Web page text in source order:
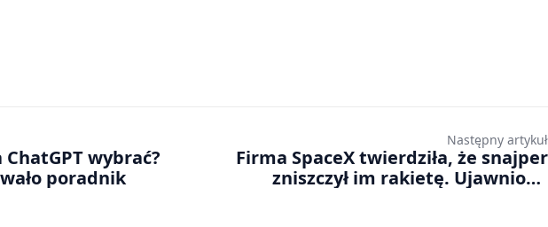
wybrać?
poradnik
Następny artykuł
Firma SpaceX twierdziła, że snajper
zniszczył im rakietę. Ujawniono